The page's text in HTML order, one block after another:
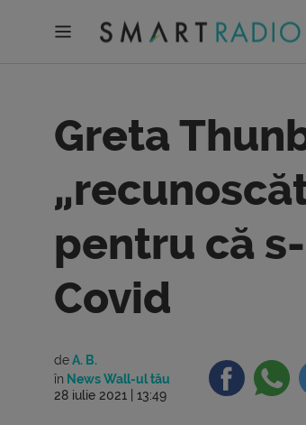
Greta
pentru că
Covid
deA. B.
în News Wall-ul tău
28 iulie 2021 | 13:49